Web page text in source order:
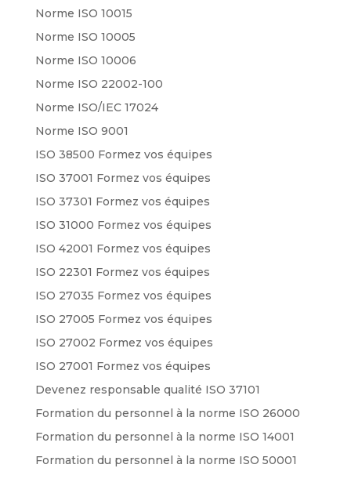
Norme ISO 10015
Norme ISO 10005
Norme ISO 10006
Norme ISO 22002-100
Norme ISO/IEC 17024
Norme ISO 9001
ISO 38500 Formez vos équipes
ISO 37001 Formez vos équipes
ISO 37301 Formez vos équipes
ISO 31000 Formez vos équipes
ISO 42001 Formez vos équipes
ISO 22301 Formez vos équipes
ISO 27035 Formez vos équipes
ISO 27005 Formez vos équipes
ISO 27002 Formez vos équipes
ISO 27001 Formez vos équipes
Devenez responsable qualité ISO 37101
Formation du personnel à la norme ISO 26000
Formation du personnel à la norme ISO 14001
Formation du personnel à la norme ISO 50001